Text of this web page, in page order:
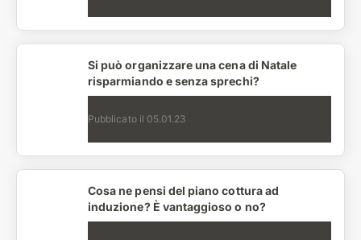
Si può organizzare una cena di Natale
risparmiando e senza sprechi?
Pubblicato il 05.01.23
Cosa ne pensi del piano cottura ad
induzione? È vantaggioso o no?